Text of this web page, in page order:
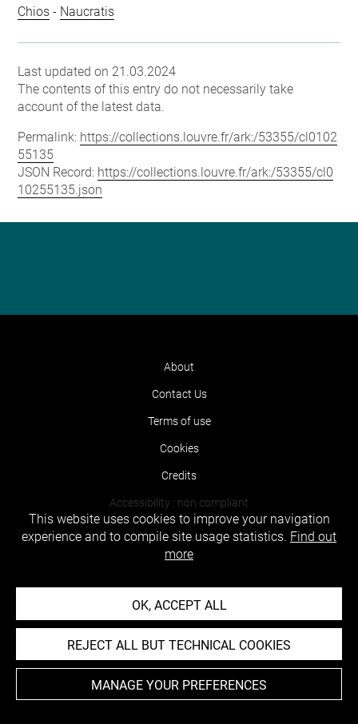
Chios - Naucratis
Last updated on 21.03.2024
The contents of this entry do not necessarily take
account of the latest data.
Permalink: https://collections.louvre.fr/ark:/53355/cl0102
55135
JSON Record: https://collections.louvre.fr/ark:/53355/cl0
10255135.json
About
Contact Us
Terms of use
Cookies
Credits
Accessibility : non compliant
This website uses cookies to improve your navigation
experience and to compile site usage statistics. Find out
more
OK, ACCEPT ALL
REJECT ALL BUT TECHNICAL COOKIES
MANAGE YOUR PREFERENCES